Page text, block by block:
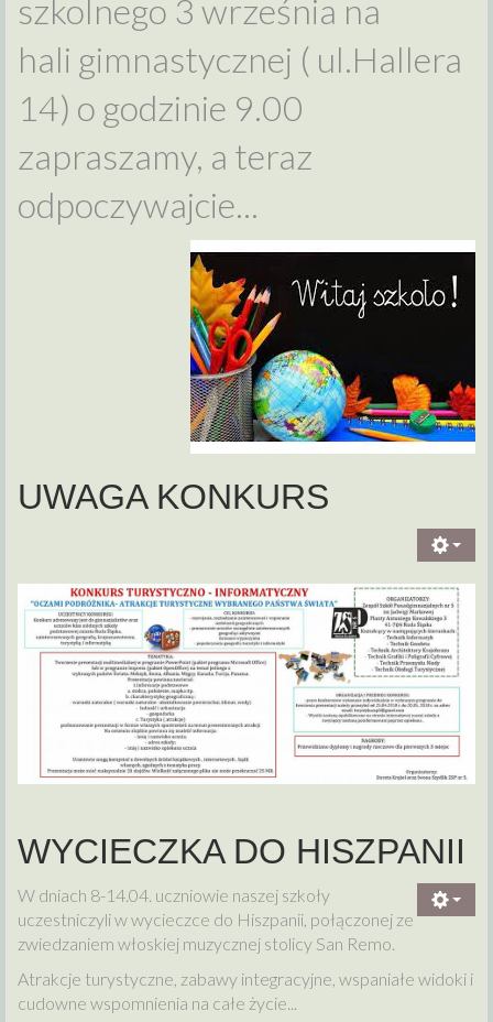
szkolnego 3 września na
hali gimnastycznej ( ul.Hallera
14) o godzinie 9.00
zapraszamy, a teraz
odpoczywajcie...
UWAGA KONKURS
WYCIECZKA DO HISZPANII
W dniach 8-14.04. uczniowie naszej szkoły
uczestniczyli w wycieczce do Hiszpanii, połączonej ze
zwiedzaniem włoskiej muzycznej stolicy San Remo.
Atrakcje turystyczne, zabawy integracyjne, wspaniałe widoki i
cudowne wspomnienia na całe życie...